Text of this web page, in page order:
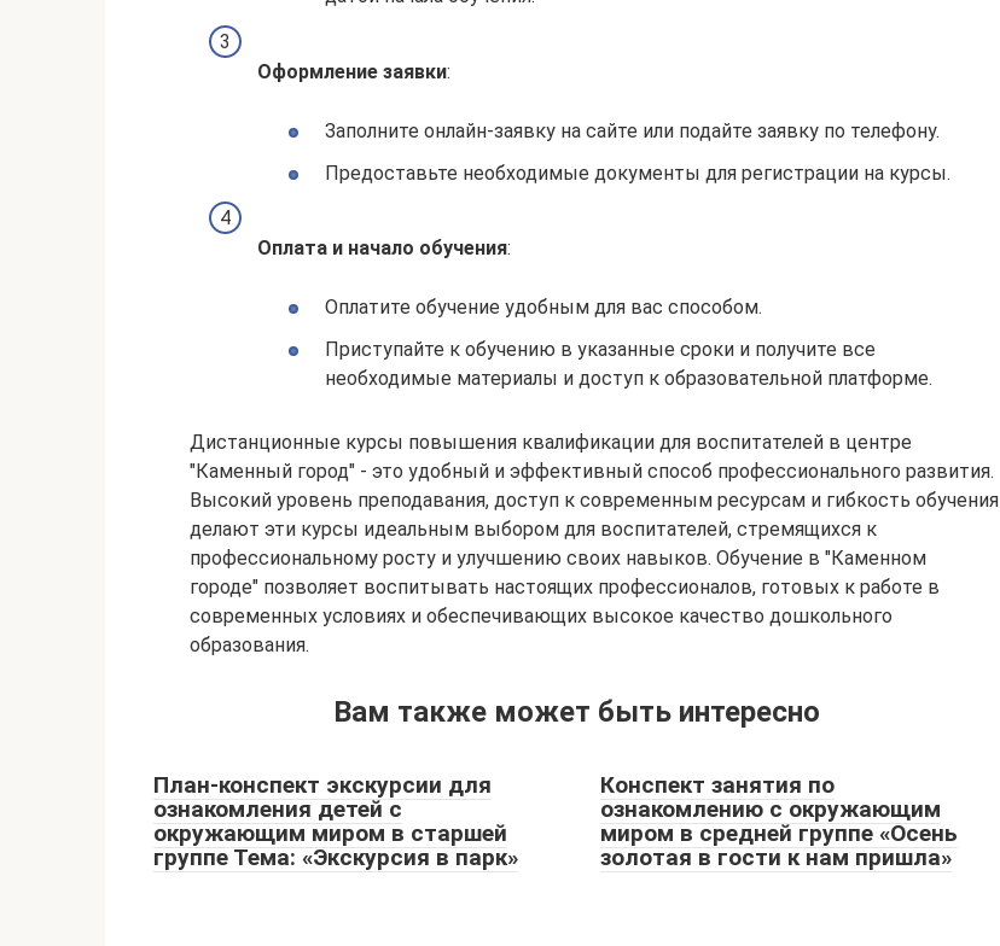
Оформление заявки:
Заполните онлайн-заявку на сайте или подайте заявку по телефону.
Предоставьте необходимые документы для регистрации на курсы.
Оплата и начало обучения:
Оплатите обучение удобным для вас способом.
Приступайте к обучению в указанные сроки и получите все
необходимые материалы и доступ к образовательной платформе.
Дистанционные курсы повышения квалификации для воспитателей в центре
"Каменный город" - это удобный и эффективный способ профессионального развития.
Высокий уровень преподавания, доступ к современным ресурсам и гибкость обучения
делают эти курсы идеальным выбором для воспитателей, стремящихся к
профессиональному росту и улучшению своих навыков. Обучение в "Каменном
городе" позволяет воспитывать настоящих профессионалов, готовых к работе в
современных условиях и обеспечивающих высокое качество дошкольного
образования.
Вам также может быть интересно
План-конспект экскурсии для
ознакомления детей с
окружающим миром в старшей
группе Тема: «Экскурсия в парк»
Конспект занятия по
ознакомлению с окружающим
миром в средней группе «Осень
золотая в гости к нам пришла»